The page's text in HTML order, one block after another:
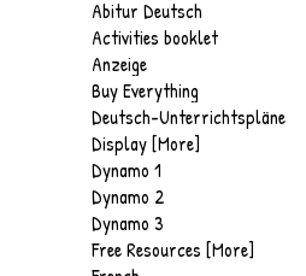
Abitur Deutsch
Activities booklet
Anzeige
Buy Everything
Deutsch-Unterrichtspläne
Display [More]
Dynamo 1
Dynamo 2
Dynamo 3
Free Resources [More]